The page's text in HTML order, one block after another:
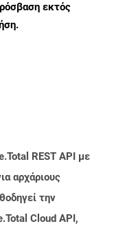
εκτός
REST API με
αρχάριους
την
Cloud API,